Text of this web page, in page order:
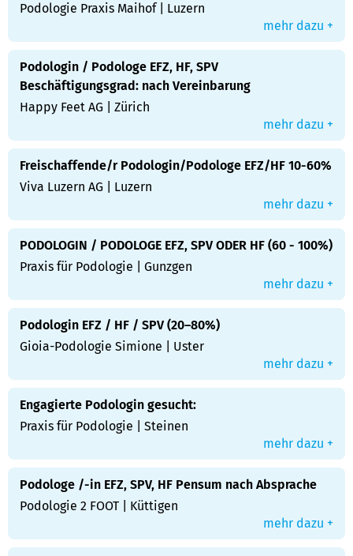
Podologie Praxis Maihof | Luzern
mehr dazu +
Podologin / Podologe EFZ, HF, SPV
Beschäftigungsgrad: nach Vereinbarung
Happy Feet AG | Zürich
mehr dazu +
Freischaffende/r Podologin/Podologe EFZ/HF 10-60%
Viva Luzern AG | Luzern
mehr dazu +
PODOLOGIN / PODOLOGE EFZ, SPV ODER HF (60 - 100%)
Praxis für Podologie | Gunzgen
mehr dazu +
Podologin EFZ / HF / SPV (20–80%)
Gioia-Podologie Simione | Uster
mehr dazu +
Engagierte Podologin gesucht:
Praxis für Podologie | Steinen
mehr dazu +
Podologe /-in EFZ, SPV, HF Pensum nach Absprache
Podologie 2 FOOT | Küttigen
mehr dazu +